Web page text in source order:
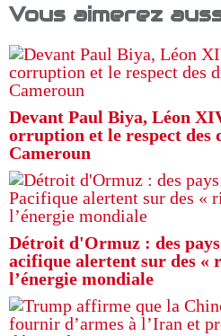
Vous aimerez
Devant Paul Biya, Léon
orruption et le respect des
Cameroun
Détroit d'Ormuz : des pays
acifique alertent sur des «
l’énergie mondiale